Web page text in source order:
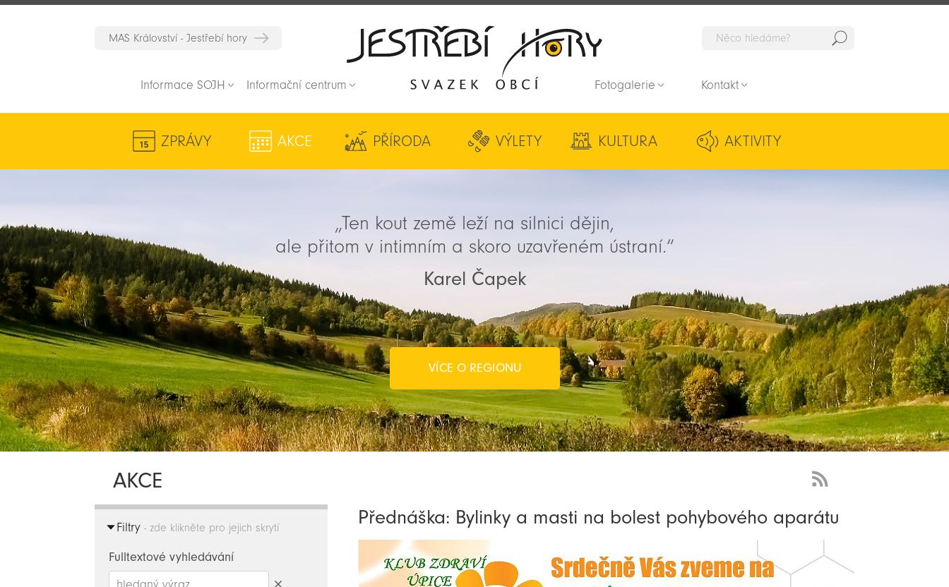
MAS Království - Jestřebí hory
Informace SOJH Informační centrum Fotogalerie Kontakt
ZPRÁVY AKCE PŘÍRODA VÝLETY KULTURA AKTIVITY
„Ten kout země leží na silnici dějin,
ale přitom v intimním a skoro uzavřeném ústraní.“
Karel Čapek
VÍCE O REGIONU
AKCE
Feed
novinky
Filtry - zde klikněte pro jejich skrytí
Fulltextové vyhledávání
Přednáška: Bylinky a masti na bolest pohybového aparátu